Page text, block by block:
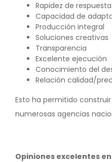
Rapidez de respuesta
Capacidad de
Producción integral
Soluciones creativas
Transparencia
Excelente ejecución
Conocimiento del
Relación calidad/
Esto ha permitido
numerosas agencias
Opiniones excelentes